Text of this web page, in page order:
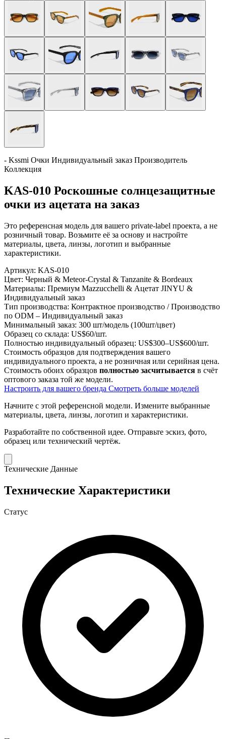
- Kssmi Очки Индивидуальный заказ Производитель
Коллекция
KAS-010 Роскошные солнцезащитные
очки из ацетата на заказ
Это референсная модель для вашего private-label проекта, а не
розничный товар. Возьмите её за основу и настройте
материалы, цвета, линзы, логотип и выбранные
характеристики.
Артикул: KAS-010
Цвет: Черный & Meteor-Crystal & Tanzanite & Bordeaux
Материалы: Премиум Mazzucchelli & Ацетат JINYU &
Индивидуальный заказ
Тип производства: Контрактное производство / Производство
по ODM – Индивидуальный заказ
Минимальный заказ: 300 шт/модель (100шт/цвет)
Образец со склада: US$60/шт.
Полностью индивидуальный образец: US$300–US$600/шт.
Стоимость образцов для подтверждения вашего
индивидуального проекта, а не розничная или серийная цена.
Стоимость обоих образцов полностью засчитывается в счёт
оптового заказа той же модели.
Настроить для вашего бренда Смотреть больше моделей
Начните с этой референсной модели. Измените выбранные
материалы, цвета, линзы, логотип и характеристики.
Разработайте по собственной идее. Отправьте эскиз, фото,
образец или технический чертёж.
Технические Данные
Технические Характеристики
Статус